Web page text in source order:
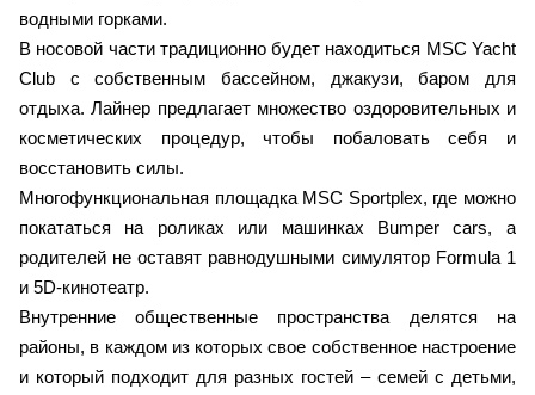
водными горками.
В носовой части традиционно будет находиться MSC Yacht
Club с собственным бассейном, джакузи, баром для
отдыха. Лайнер предлагает множество оздоровительных и
косметических процедур, чтобы побаловать себя и
восстановить силы.
Многофункциональная площадка MSC Sportplex, где можно
покататься на роликах или машинках Bumper cars, а
родителей не оставят равнодушными симулятор Formula 1
и 5D-кинотеатр.
Внутренние общественные пространства делятся на
районы, в каждом из которых свое собственное настроение
и который подходит для разных гостей – семей с детьми,